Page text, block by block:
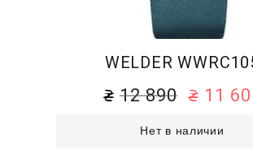
WELDER
12 890 11
Нет в наличии